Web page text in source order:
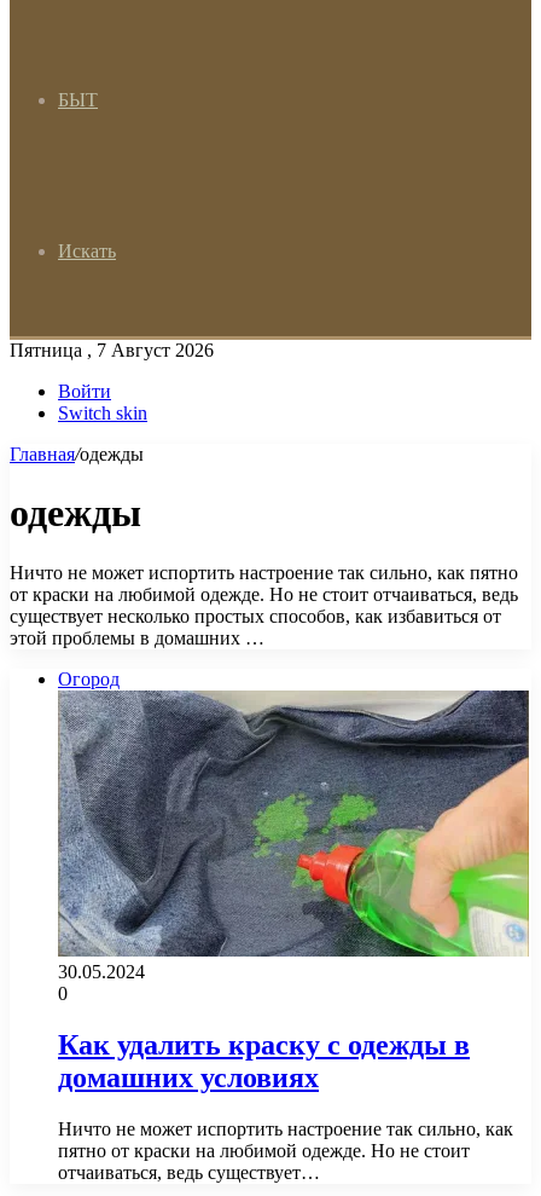
БЫТ
Искать
Пятница , 7 Август 2026
Войти
Switch skin
Главная/одежды
одежды
Ничто не может испортить настроение так сильно, как пятно
от краски на любимой одежде. Но не стоит отчаиваться, ведь
существует несколько простых способов, как избавиться от
этой проблемы в домашних …
Огород
30.05.2024
0
Как удалить краску с одежды в
домашних условиях
Ничто не может испортить настроение так сильно, как
пятно от краски на любимой одежде. Но не стоит
отчаиваться, ведь существует…